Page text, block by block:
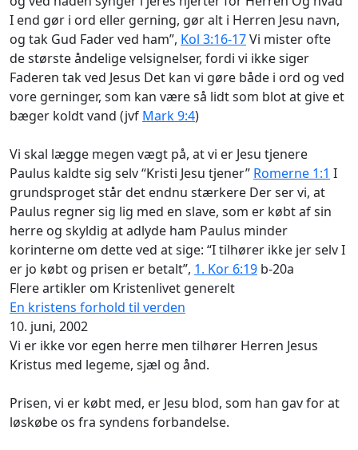
I end gør i ord eller gerning, gør alt i Herren Jesu navn,
og tak Gud Fader ved ham”, Kol 3:16-17Vi mister ofte
de største åndelige velsignelser, fordi vi ikke siger
Faderen tak ved Jesus Det kan vi gøre både i ord og ved
vore gerninger, som kan være så lidt som blot at give et
bæger koldt vand (jvf Mark 9:4)
Vi skal lægge megen vægt på, at vi er Jesu tjenere
Paulus kaldte sig selv “Kristi Jesu tjener” Romerne 1:1 I
grundsproget står det endnu stærkere Der ser vi, at
Paulus regner sig lig med en slave, som er købt af sin
herre og skyldig at adlyde ham Paulus minder
korinterne om dette ved at sige: “I tilhører ikke jer selv I
er jo købt og prisen er betalt”, 1. Kor 6:19 b-20a
Flere artikler om Kristenlivet generelt
En kristens forhold til verden
10. juni, 2002
Vi er ikke vor egen herre men tilhører Herren Jesus
Kristus med legeme, sjæl og ånd.
Prisen, vi er købt med, er Jesu blod, som han gav for at
løskøbe os fra syndens forbandelse.